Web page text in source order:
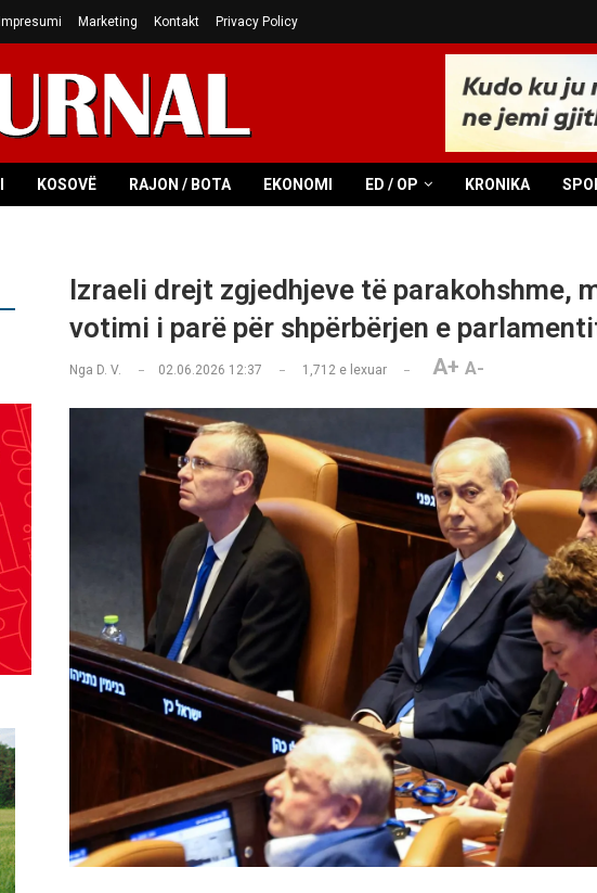
Impresumi Marketing Kontakt Privacy Policy
KOSOVË RAJON / BOTA EKONOMI ED / OP KRONIKA
Izraeli drejt zgjedhjeve të parakohshme,
votimi i parë për shpërbërjen e
Nga D. V. 02.06.2026 12:37 1,712e lexuar A+ A-